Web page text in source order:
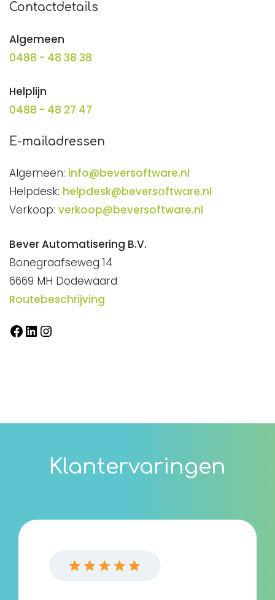
Contactdetails
Algemeen
0488 - 48 38 38
Helplijn
0488 - 48 27 47
E-mailadressen
Algemeen: info@beversoftware.nl
Helpdesk: helpdesk@beversoftware.nl
Verkoop: verkoop@beversoftware.nl
Bever Automatisering B.V.
Bonegraafseweg 14
6669 MH Dodewaard
Routebeschrijving
Facebook
LinkedIn
Instagram
Klantervaringen